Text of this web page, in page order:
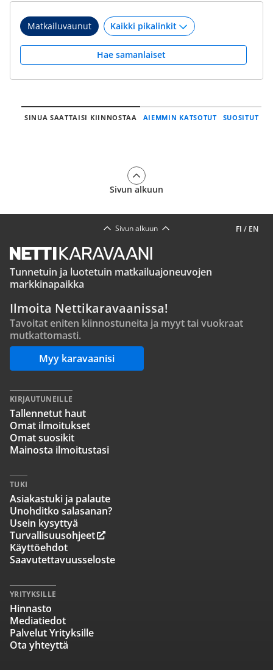
Matkailuvaunut
Hae samanlaiset
SINUA SAATTAISI KIINNOSTAA AIEMMIN KATSOTUT SUOSITUT
Sivun alkuun
FI / EN
Sivun alkuun
Tunnetuin ja luotetuin matkailuajoneuvojen
markkinapaikka
Ilmoita Nettikaravaanissa!
Tavoitat eniten kiinnostuneita ja myyt tai vuokraat
mutkattomasti.
Myy karavaanisi
KIRJAUTUNEILLE
Tallennetut haut
Omat ilmoitukset
Omat suosikit
Mainosta ilmoitustasi
TUKI
Asiakastuki ja palaute
Unohditko salasanan?
Usein kysyttyä
Turvallisuusohjeet
Käyttöehdot
Saavutettavuusseloste
YRITYKSILLE
Hinnasto
Mediatiedot
Palvelut Yrityksille
Ota yhteyttä